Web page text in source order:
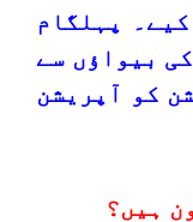
پہلگام
بیواؤں سے
کو آپریشن
ہیں؟